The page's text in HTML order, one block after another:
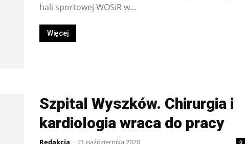
hali sportowej WOSiR w...
Więcej
Szpital Wyszków. Chirurgia i
kardiologia wraca do pracy
Redakcja - 21 października 2020 0